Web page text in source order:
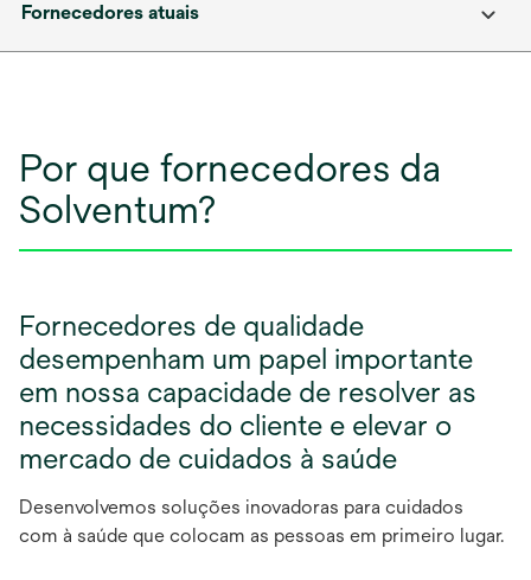
Fornecedores atuais
Por que fornecedores da
Solventum?
Fornecedores de qualidade
desempenham um papel importante
em nossa capacidade de resolver as
necessidades do cliente e elevar o
mercado de cuidados à saúde
Desenvolvemos soluções inovadoras para cuidados
com à saúde que colocam as pessoas em primeiro lugar.